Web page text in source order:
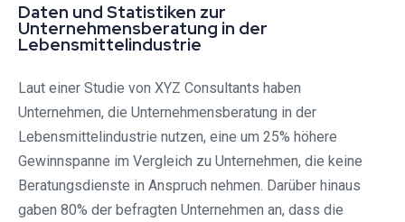
Daten und Statistiken zur
Unternehmensberatung in der
Lebensmittelindustrie
Laut einer Studie von XYZ Consultants haben
Unternehmen, die Unternehmensberatung in der
Lebensmittelindustrie nutzen, eine um 25% höhere
Gewinnspanne im Vergleich zu Unternehmen, die keine
Beratungsdienste in Anspruch nehmen. Darüber hinaus
gaben 80% der befragten Unternehmen an, dass die